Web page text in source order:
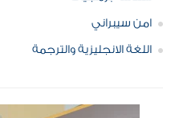
امن سيبراني
اللغة الانجليزية والترجمة